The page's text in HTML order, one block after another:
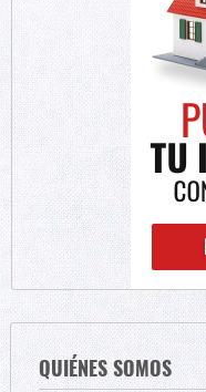
QUIÉNES SOMOS